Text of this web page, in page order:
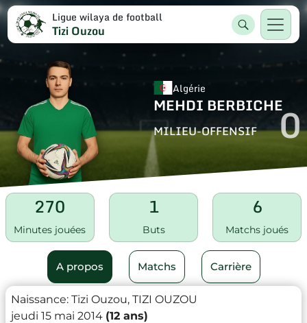
Ligue wilaya de football
Tizi Ouzou
Algérie
MEHDI BERBICHE
MILIEU-OFFENSIF 0
270
Minutes jouées
1
Buts
6
Matchs joués
A propos Matchs Carrière
Naissance: Tizi Ouzou, TIZI OUZOU
jeudi 15 mai 2014 (12 ans)